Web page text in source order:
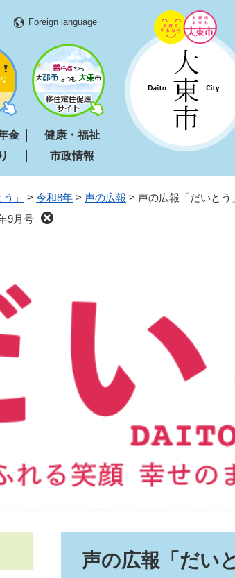
Foreign language
金
健康・福祉
市政情報
」 > 令和8年 > 声の広報 > 声の広報「だいとう
9月号
声の広報「だい